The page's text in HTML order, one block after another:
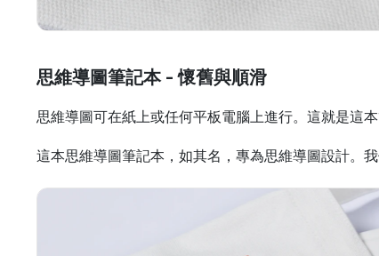
思維導圖筆記本 - 懷舊與順滑
思維導圖可在紙上或任何平板電腦上進行。這就是這
這本思維導圖筆記本，如其名，專為思維導圖設計。